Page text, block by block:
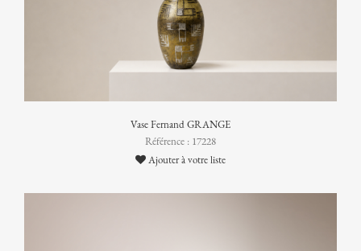
Vase Fernand GRANGE
Référence : 17228
Ajouter à votre liste